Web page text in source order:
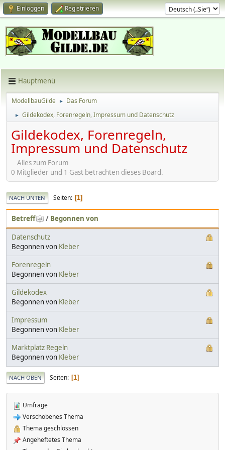
Einloggen Registrieren
Hauptmenü
ModellbauGilde ► Das Forum
► Gildekodex, Forenregeln, Impressum und Datenschutz
Gildekodex, Forenregeln,
Impressum und Datenschutz
Alles zum Forum
0 Mitglieder und 1 Gast betrachten dieses Board.
NACH UNTEN Seiten 1
Betreff / Begonnen von
Datenschutz
Begonnen von Kleber
Forenregeln
Begonnen von Kleber
Gildekodex
Begonnen von Kleber
Impressum
Begonnen von Kleber
Marktplatz Regeln
Begonnen von Kleber
NACH OBEN Seiten 1
Umfrage
Verschobenes Thema
Thema geschlossen
Angeheftetes Thema